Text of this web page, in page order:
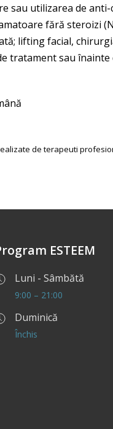
sau utilizarea de
fără steroizi
lifting facial,
sau
de terapeuti
ESTEEM
Luni - Sâmbătă
9:00 – 21:00
Duminică
Închis